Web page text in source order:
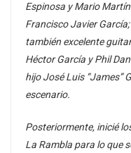
Espinosa y Mario
Francisco Javier
también excelente
Héctor García y Phil
hijo José Luis “James”
escenario.
Posteriormente, inicié
La Rambla para lo que